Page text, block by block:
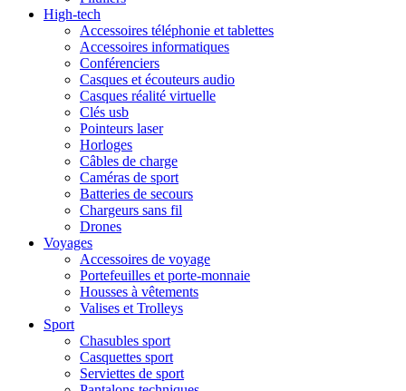
High-tech
Accessoires téléphonie et tablettes
Accessoires informatiques
Conférenciers
Casques et écouteurs audio
Casques réalité virtuelle
Clés usb
Pointeurs laser
Horloges
Câbles de charge
Caméras de sport
Batteries de secours
Chargeurs sans fil
Drones
Voyages
Accessoires de voyage
Portefeuilles et porte-monnaie
Housses à vêtements
Valises et Trolleys
Sport
Chasubles sport
Casquettes sport
Serviettes de sport